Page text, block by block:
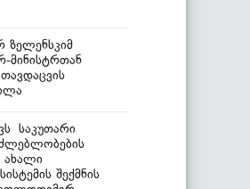
მინისტრთან
საკუთარი
ახალი
შექმნის